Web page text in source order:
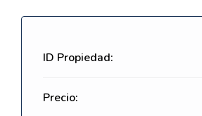
ID Propiedad:
Precio: